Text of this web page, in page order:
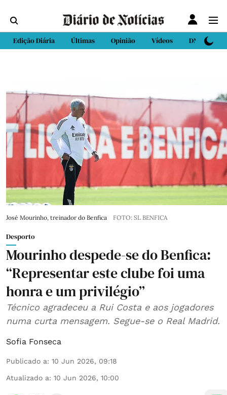
Edição Diária Últimas Opinião Vídeos DN Sport
José Mourinho, treinador do Benfica FOTO: SL BENFICA
Desporto
Mourinho despede-se do Benfica:
“Representar este clube foi uma
honra e um privilégio”
Técnico agradeceu a Rui Costa e aos jogadores
numa curta mensagem. Segue-se o Real Madrid.
Sofia Fonseca
Publicado a: 10 Jun 2026, 09:18
Atualizado a: 10 Jun 2026, 10:00